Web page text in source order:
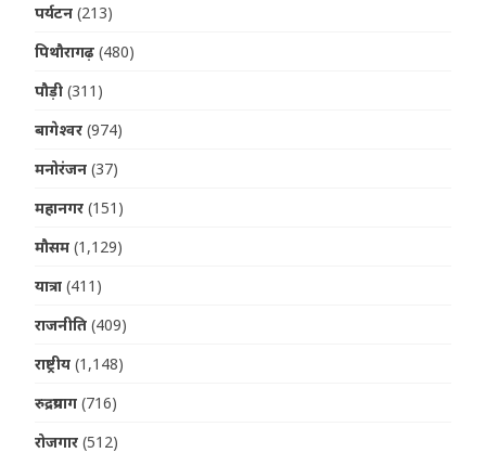
पर्यटन (213)
पिथौरागढ़ (480)
पौड़ी (311)
बागेश्वर (974)
मनोरंजन (37)
महानगर (151)
मौसम (1,129)
यात्रा (411)
राजनीति (409)
राष्ट्रीय (1,148)
रुद्रप्रयाग (716)
रोजगार (512)